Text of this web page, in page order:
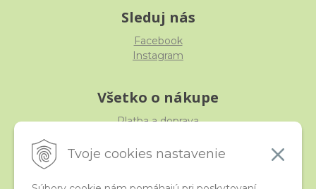
Tvoje cookies nastavenie
Sleduj nás
Facebook
Instagram
Všetko o nákupe
Platba a doprava
Obchodné podmienky